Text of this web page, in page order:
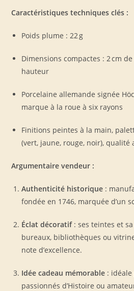
Caractéristiques techniques clés :
Poids plume : 22 g
Dimensions compactes : 2 cm
hauteur
Porcelaine allemande signée
marque à la roue à six rayons
Finitions peintes à la main,
(vert, jaune, rouge, noir),
Argumentaire vendeur :
Authenticité historique :
fondée en 1746, marquée d’un
Éclat décoratif: ses teintes et
bureaux, bibliothèques ou
note d’excellence.
Idée cadeau mémorable :
passionnés d’Histoire ou